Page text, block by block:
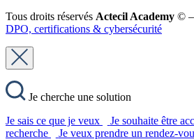
Tous droits réservés Actecil Academy © –
DPO, certifications & cybersécurité
Je cherche une solution
Je sais ce que je veux
Je souhaite être
recherche
Je veux prendre un rendez-